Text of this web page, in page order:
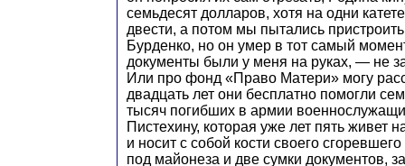
семьдесят долларов, хотя на одни
двести, а потом мы пытались пристроить
Бурденко, но он умер в тот самый
документы были у меня на руках, — не
Или про фонд «Право Матери» могу
двадцать лет они бесплатно помогли
тысяч погибших в армии
Пистехину, которая уже лет пять живет
и носит с собой кости своего
под майонеза и две сумки документов,